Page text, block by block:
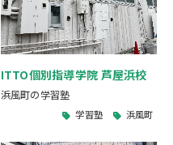
ITTO個別指導学院 芦屋浜校
浜風町の学習塾
学習塾 浜風町